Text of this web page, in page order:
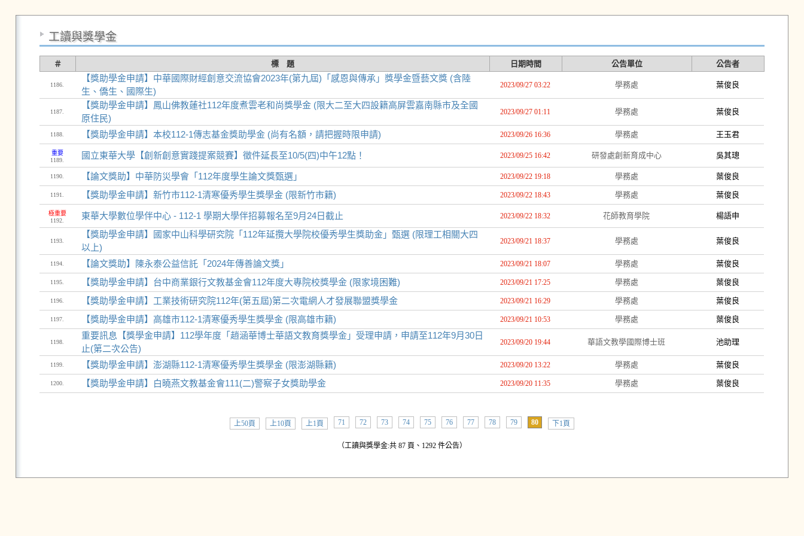
工讀與獎學金
＃ 標 題 日期時間 公告單位 公告者
1186.
【獎助學金申請】中華國際財經創意交流協會2023年(第九屆)「感恩與傳承」獎學金暨藝文獎 (含陸
生、僑生、國際生)
2023/09/27 03:22 學務處 葉俊良
1187.
【獎助學金申請】鳳山佛教蓮社112年度煮雲老和尚獎學金 (限大二至大四設籍高屏雲嘉南縣市及全國
原住民)
2023/09/27 01:11 學務處 葉俊良
1188. 【獎助學金申請】本校112-1傳志基金獎助學金 (尚有名額，請把握時限申請) 2023/09/26 16:36 學務處 王玉君
重要
1189.
國立東華大學【創新創意實踐提案競賽】徵件延長至10/5(四)中午12點！ 2023/09/25 16:42 研發處創新育成中心 吳其璁
1190. 【論文獎助】中華防災學會「112年度學生論文獎甄選」 2023/09/22 19:18 學務處 葉俊良
1191. 【獎助學金申請】新竹市112-1清寒優秀學生獎學金 (限新竹市籍) 2023/09/22 18:43 學務處 葉俊良
極重要
1192.
東華大學數位學伴中心 - 112-1 學期大學伴招募報名至9月24日截止 2023/09/22 18:32 花師教育學院 楊語申
1193.
【獎助學金申請】國家中山科學研究院「112年延攬大學院校優秀學生獎助金」甄選 (限理工相關大四
以上)
2023/09/21 18:37 學務處 葉俊良
1194. 【論文獎助】陳永泰公益信託「2024年傳善論文獎」 2023/09/21 18:07 學務處 葉俊良
1195. 【獎助學金申請】台中商業銀行文教基金會112年度大專院校獎學金 (限家境困難) 2023/09/21 17:25 學務處 葉俊良
1196. 【獎助學金申請】工業技術研究院112年(第五屆)第二次電網人才發展聯盟獎學金 2023/09/21 16:29 學務處 葉俊良
1197. 【獎助學金申請】高雄市112-1清寒優秀學生獎學金 (限高雄市籍) 2023/09/21 10:53 學務處 葉俊良
1198.
重要訊息【獎學金申請】112學年度「趙涵華博士華語文教育獎學金」受理申請，申請至112年9月30日
止(第二次公告)
2023/09/20 19:44 華語文教學國際博士班 池助理
1199. 【獎助學金申請】澎湖縣112-1清寒優秀學生獎學金 (限澎湖縣籍) 2023/09/20 13:22 學務處 葉俊良
1200. 【獎助學金申請】白曉燕文教基金會111(二)警察子女獎助學金 2023/09/20 11:35 學務處 葉俊良
上50頁 上10頁 上1頁 71 72 73 74 75 76 77 78 79 80 下1頁
（工讀與獎學金:共 87 頁、1292 件公告）